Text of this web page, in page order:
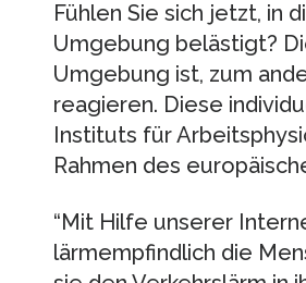
Fühlen Sie sich jetzt, in
Umgebung belästigt?
Umgebung ist, zum
reagieren. Diese
Instituts für
Rahmen des
“Mit Hilfe unserer
lärmempfindlich die